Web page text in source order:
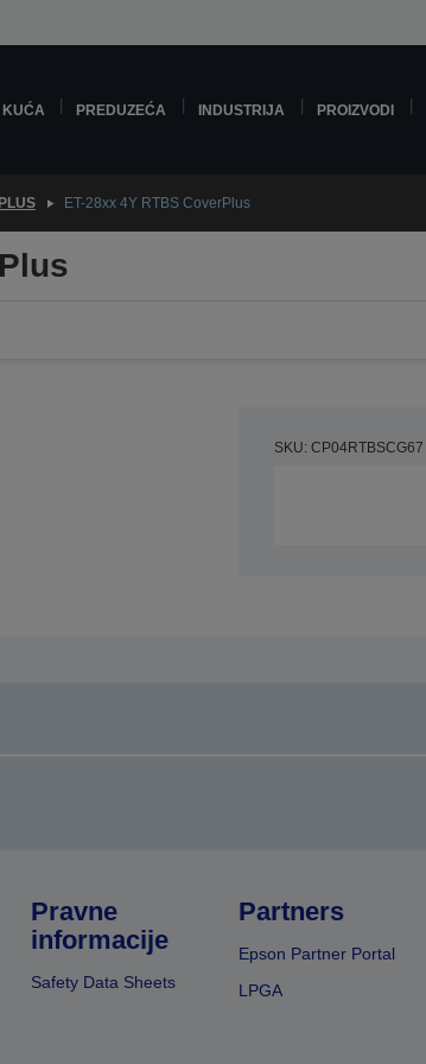
KUĆA PREDUZEĆA INDUSTRIJA PROIZVODI
ET-28xx 4Y RTBS CoverPlus
SKU: CP04RTBSCG67
Pravne
informacije
Safety Data Sheets
Partners
Epson Partner Portal
LPGA